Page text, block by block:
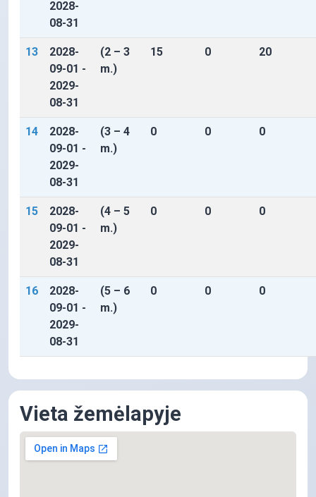
2028-
08-31
13
2028-
09-01 -
2029-
08-31
(2 – 3
m.)
15 0 20
14
2028-
09-01 -
2029-
08-31
(3 – 4
m.)
0 0 0
15
2028-
09-01 -
2029-
08-31
(4 – 5
m.)
0 0 0
16
2028-
09-01 -
2029-
08-31
(5 – 6
m.)
0 0 0
Vieta žemėlapyje